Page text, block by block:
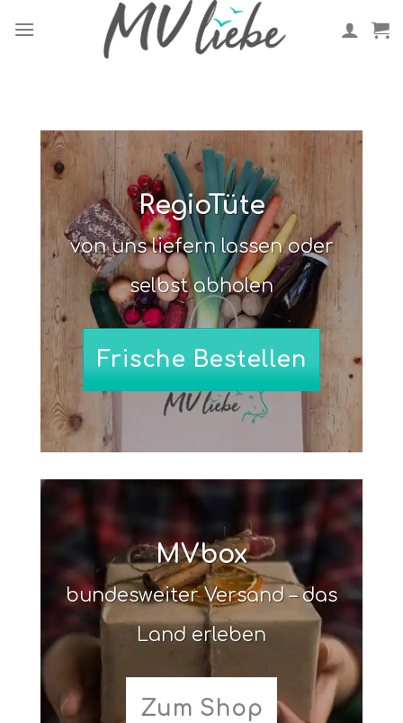
RegioTüte
von uns liefern lassen oder
selbst abholen
Frische Bestellen
MVbox
bundesweiter Versand – das
Land erleben
Zum Shop